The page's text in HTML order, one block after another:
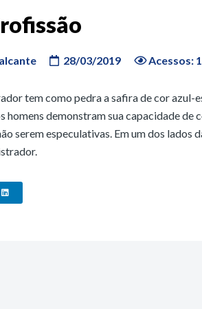
28/03/2019 Acessos:
tem como pedra a safira de cor azul-
homens demonstram sua capacidade
serem especulativas. Em um dos